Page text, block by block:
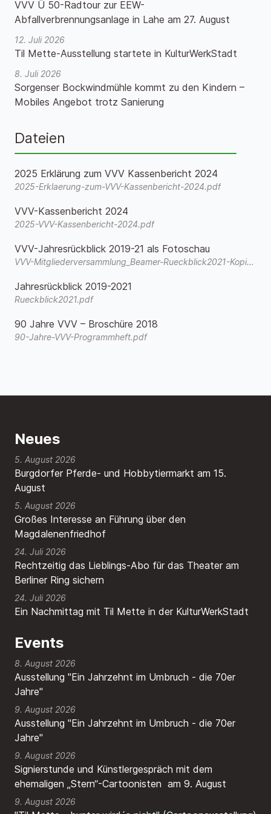
VVV Ü 50-Radtour zur EEW-
Abfallverbrennungsanlage in Lahe am 27. August
12. Juli 2026
Til Mette-Ausstellung startete in KulturWerkStadt
8. Juli 2026
Sorgenser Bockwindmühle kommt zu den Kindern –
Mobiles Angebot trotz Sanierung
Dateien
2025 Erklärung zum VVV Kassenbericht 2024
2025-Erklaerung-zum-VVV-Kassenbericht-2024.pdf
VVV-Kassenbericht 2024
2025-VVV-Kassenbericht-2024.pdf
VVV-Jahresrückblick 2019-21 als Fotoschau
VVV-Mitgliederversammlung_Beamer-Rueckblick2021-Kopie.wmv
Jahresrückblick 2019-2021
Rueckblick2021.pdf
90 Jahre VVV – Broschüre 2018
90-Jahre-VVV-Programmheft.pdf
Neues
Burgdorfer Pferde- und Hobbytiermarkt am 15.
August
5. August 2026
Großes Interesse an Führung über den
Magdalenenfriedhof
5. August 2026
Rechtzeitig das Lieblings-Abo für das Theater am
Berliner Ring sichern
24. Juli 2026
Ein Nachmittag mit Til Mette in der KulturWerkStadt
24. Juli 2026
Events
8. August 2026
Ausstellung "Ein Jahrzehnt im Umbruch - die 70er
Jahre"
9. August 2026
Ausstellung "Ein Jahrzehnt im Umbruch - die 70er
Jahre"
9. August 2026
Signierstunde und Künstlergespräch mit dem
ehemaligen „Stern“-Cartoonisten am 9. August
9. August 2026